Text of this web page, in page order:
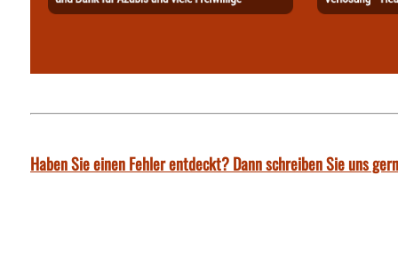
Haben Sie einen Fehler entdeckt? Dann schreiben Sie uns